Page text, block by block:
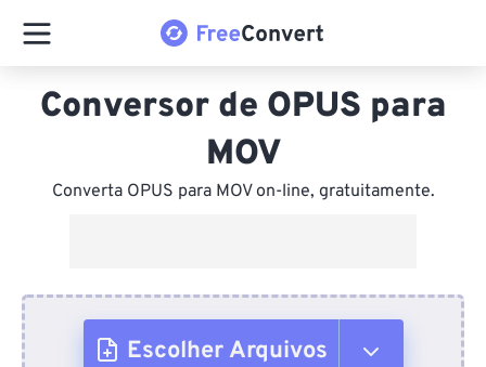
Conversor de OPUS para
MOV
Converta OPUS para MOV on-line, gratuitamente.
Escolher Arquivos